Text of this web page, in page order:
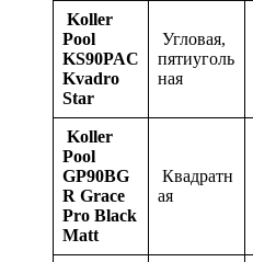
Koller
Pool
KS90PAC
Kvadro
Star
Угловая,
пятиуголь
ная
Koller
Pool
GP90BG
R Grace
Pro Black
Matt
Квадратн
ая